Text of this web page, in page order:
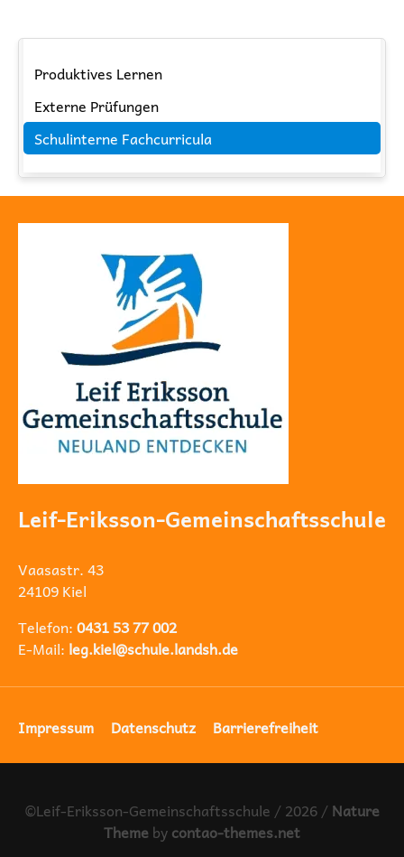
überspringen
Produktives Lernen
Externe Prüfungen
Schulinterne Fachcurricula
Leif-Eriksson-Gemeinschaftsschule
Vaasastr. 43
24109 Kiel
Telefon:0431 53 77 002
E-Mail: leg.kiel@schule.landsh.de
überspringen
Impressum Datenschutz Barrierefreiheit
©Leif-Eriksson-Gemeinschaftsschule / 2026 /Nature
Theme bycontao-themes.net